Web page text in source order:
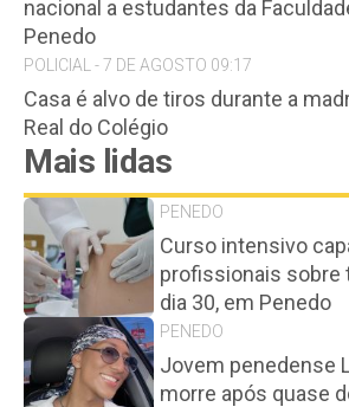
nacional a estudantes da
Penedo
POLICIAL - 7 DE AGOSTO 09:17
Casa é alvo de tiros durante a
Real do Colégio
Mais lidas
PENEDO
Curso intensivo
profissionais sobre
dia 30, em Penedo
PENEDO
Jovem penedense
morre após quase